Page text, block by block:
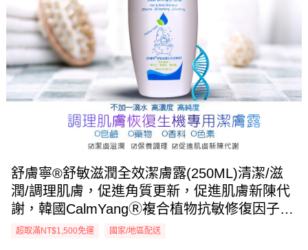
舒膚寧®舒敏滋潤全效潔膚露(250ML)清潔/滋
潤/調理肌膚，促進角質更新，促進肌膚新陳代
謝，韓國CalmYangⓇ複合植物抗敏修復因子能
細緻肌膚、恢復生機及多項還保-保濕滋潤成
超取滿NT$1,500免運 國家/地區配送